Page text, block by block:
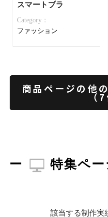
スマートブラ
Category：
ファッション
商品ページの他
（
特集ペ
該当する制作実